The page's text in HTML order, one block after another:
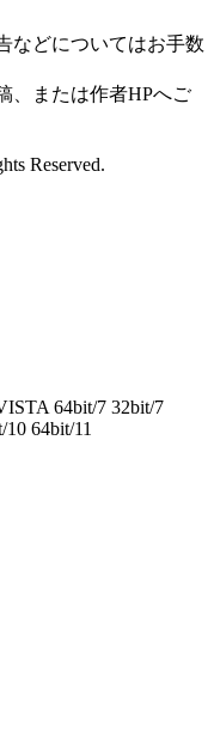
などについてはお手数
、または作者HPへご
Reserved.
64bit/7 32bit/7
64bit/11